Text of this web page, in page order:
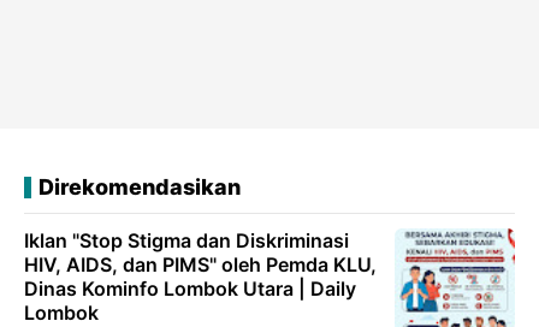
Direkomendasikan
Iklan "Stop Stigma dan Diskriminasi
HIV, AIDS, dan PIMS" oleh Pemda KLU,
Dinas Kominfo Lombok Utara | Daily
Lombok